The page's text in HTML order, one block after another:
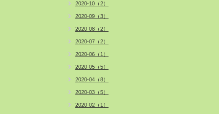
2020-10（2）
2020-09（3）
2020-08（2）
2020-07（2）
2020-06（1）
2020-05（5）
2020-04（8）
2020-03（5）
2020-02（1）